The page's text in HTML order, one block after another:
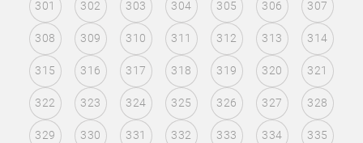
301 302 303 304 305 306 307
308 309 310 311 312 313 314
315 316 317 318 319 320 321
322 323 324 325 326 327 328
329 330 331 332 333 334 335